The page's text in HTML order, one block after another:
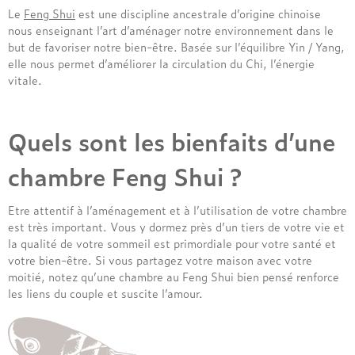
2x 100x200
Nos matelas par technologie
Ressorts
Latex
Mousse Haute Résilience
Nos matelas par confort
Équilibré
Ferme
Individualisé
Moelleux
Composition de nos ensembles de lit
Matelas + Sommier + Pieds
Nos ensembles de lit par marque
Beautyrest Luxury
Ergotherm
Grand Litier
Hotel & Lodge
Simmons
Tempur
Treca
- de 1000€
2x 100x200
Nos sommiers par technologie
Lattes
Nos sommiers par usages
Sommier coffre
Sommier lattes apparentes
Sommier tapissier
Nos sommiers par marque
André Renault
Epeda
L'Atelier
Nos têtes de lit par marque
André Renault
L'Atelier
- de 500€
Entre 500 et 1000€
+ de 1000€
Nos oreillers par marque
Brun de Vian Tiran
Hotel & Lodge
Lestra
Nos oreillers par prix
Entre 50 et 100€
+ de 100€
Synthétique
Nos couettes par saison
4 saisons
Nos couettes par marque
Hôtel & Lodge
Lestra
Pyrenex
Nos couettes par prix
- de 300€
Entre 300 et 500€
280x240
Notre linge de lit
Draps housse
Housse de couette
Protections de lit
Nos protections de literie
Protège matelas
Protège oreiller
140x190
160x200
130x190
140x200
Grand confort
Quotidien
Nos convertibles par marque
Convertibles Grand Litier
L'Atelier
Nos convertibles par prix
- de 1000€
Entre 1000 et 1500€
Le Feng Shui est une discipline ancestrale d’origine chinoise
nous enseignant l’art d’aménager notre environnement dans le
but de favoriser notre bien-être. Basée sur l’équilibre Yin / Yang,
elle nous permet d’améliorer la circulation du Chi, l’énergie
vitale.
Quels sont les bienfaits d’une
chambre Feng Shui ?
Etre attentif à l’aménagement et à l’utilisation de votre chambre
est très important. Vous y dormez près d’un tiers de votre vie et
la qualité de votre sommeil est primordiale pour votre santé et
votre bien-être. Si vous partagez votre maison avec votre
moitié, notez qu’une chambre au Feng Shui bien pensé renforce
les liens du couple et suscite l’amour.